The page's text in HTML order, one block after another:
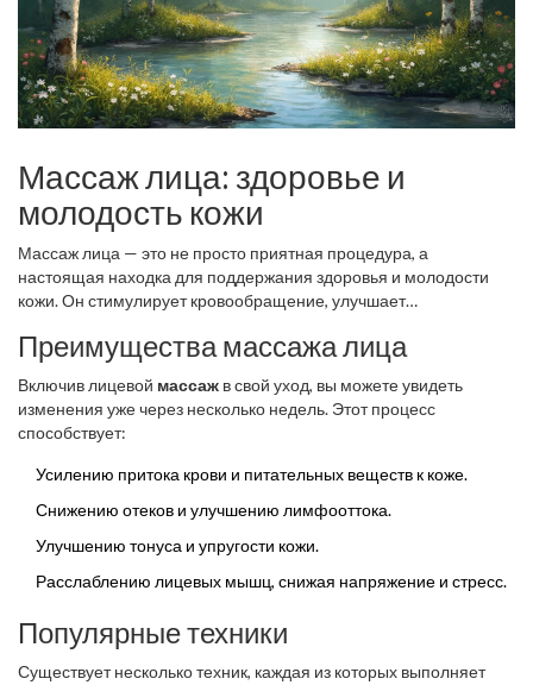
Массаж лица: здоровье и
молодость кожи
Массаж лица — это не просто приятная процедура, а
настоящая находка для поддержания здоровья и молодости
кожи. Он стимулирует кровообращение, улучшает
массажулучшает цвет лица и делает кожу более упругой.
Преимущества массажа лица
Включив лицевой массаж в свой уход, вы можете увидеть
изменения уже через несколько недель. Этот процесс
способствует:
Усилению притока крови и питательных веществ к коже.
Снижению отеков и улучшению лимфооттока.
Улучшению тонуса и упругости кожи.
Расслаблению лицевых мышц, снижая напряжение и стресс.
Популярные техники
Существует несколько техник, каждая из которых выполняет